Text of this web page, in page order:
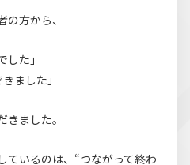
方から、
した」
ました」
ました。
ているのは、“つながって終わ